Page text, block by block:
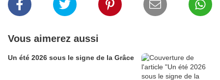
Vous aimerez aussi
Un été 2026 sous le signe de la Grâce